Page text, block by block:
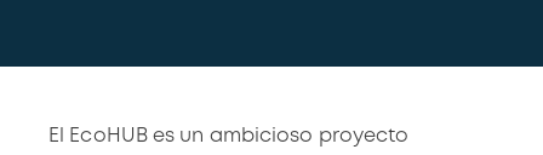
El EcoHUB es un ambicioso proyecto